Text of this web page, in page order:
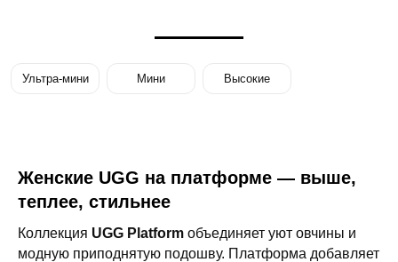
Ультра-мини Мини Высокие
Женские UGG на платформе — выше,
теплее, стильнее
Коллекция UGG Platform объединяет уют овчины и
модную приподнятую подошву. Платформа добавляет